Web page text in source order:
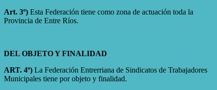
Art. 3º) Esta Federación tiene como zona de actuación toda la
Provincia de Entre Ríos.
DEL OBJETO Y FINALIDAD
ART. 4º) La Federación Entrerriana de Sindicatos de Trabajadores
Municipales tiene por objeto y finalidad.